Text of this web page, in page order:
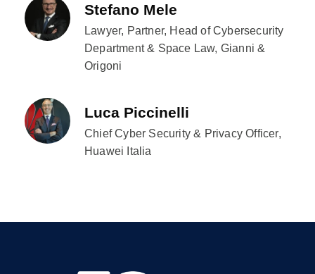
Stefano Mele
Lawyer, Partner, Head of Cybersecurity
Department & Space Law, Gianni &
Origoni
Luca Piccinelli
Chief Cyber Security & Privacy Officer,
Huawei Italia